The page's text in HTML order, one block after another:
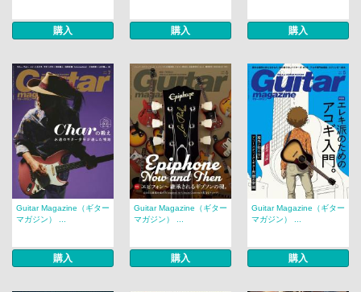
購入 購入 購入
Guitar Magazine（ギター
マガジン） ...
購入
Guitar Magazine（ギター
マガジン） ...
購入
Guitar Magazine（ギター
マガジン） ...
購入